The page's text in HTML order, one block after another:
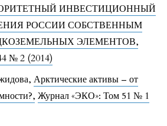
ИНВЕСТИЦИОННЫЙ
РОССИИ СОБСТВЕННЫМ
ЭЛЕМЕНТОВ,
№ 2 (2014)
Арктические активы – от
, Журнал «ЭКО»: Том 51 № 1